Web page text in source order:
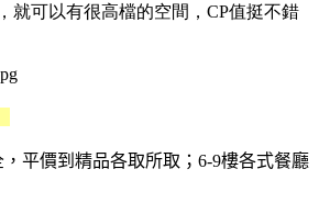
就可以有很高檔的空間，CP值挺不錯
平價到精品各取所取；6-9樓各式餐廳